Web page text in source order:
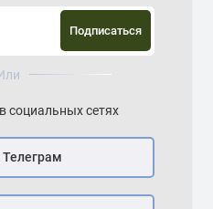
Подписаться
социальных сетях
Телеграм